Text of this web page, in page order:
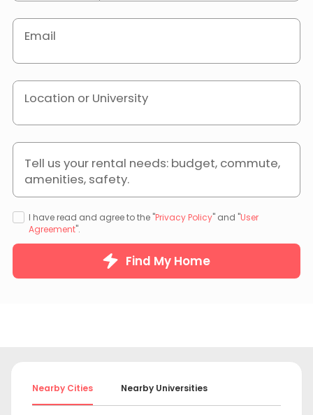
Email
Location or University
Tell us your rental needs: budget, commute,
amenities, safety.
I have read and agree to the "Privacy Policy" and "User
Agreement".
Find My Home
Nearby Cities Nearby Universities